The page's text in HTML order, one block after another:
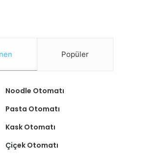
Popüler
Noodle Otomatı
Pasta Otomatı
Kask Otomatı
Çiçek Otomatı